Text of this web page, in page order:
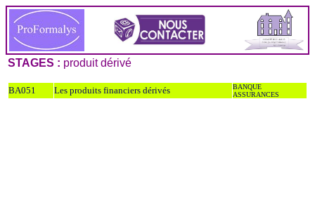
STAGES : produit dérivé
BA051 Les produits financiers dérivés
BANQUE
ASSURANCES